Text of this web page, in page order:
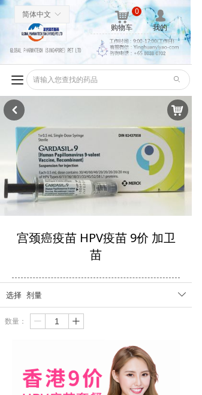
ꀅ
简体中文
끀 ꄙ
넙
我的
낙
购物车
0
宫颈癌疫苗 HPV疫苗 9价 加卫
苗
낙
낒
ꄳ
选择 剂量
数量： ꄷ ꄸ